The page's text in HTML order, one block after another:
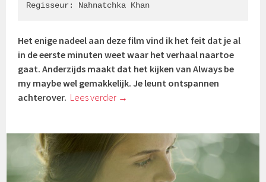
Regisseur: Nahnatchka Khan
Het enige nadeel aan deze film vind ik het feit dat je al
in de eerste minuten weet waar het verhaal naartoe
gaat. Anderzijds maakt dat het kijken van Always be
my maybe wel gemakkelijk. Je leunt ontspannen
achterover. Lees verder →